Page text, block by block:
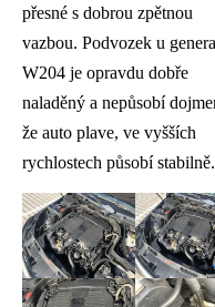
přesné s dobrou zpětnou
vazbou. Podvozek u
W204 je opravdu dobře
naladěný a nepůsobí
že auto plave, ve vyšších
rychlostech působí stabilně.